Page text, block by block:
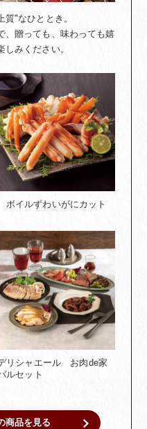
"なひととき。
、贈っても、味わっても嬉
みください。
ボイルずわいがにカット
リシャエール お肉de家
ルセット
商品を見る